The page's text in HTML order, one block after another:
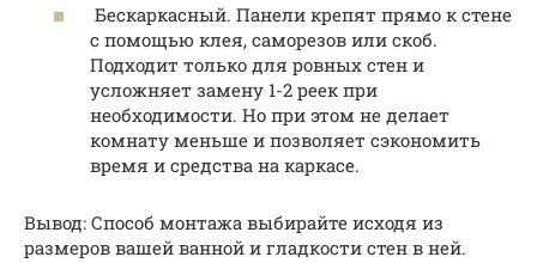
Бескаркасный. Панели крепят прямо к стене
с помощью клея, саморезов или скоб.
Подходит только для ровных стен и
усложняет замену 1-2 реек при
необходимости. Но при этом не делает
комнату меньше и позволяет сэкономить
время и средства на каркасе.
Вывод: Способ монтажа выбирайте исходя из
размеров вашей ванной и гладкости стен в ней.